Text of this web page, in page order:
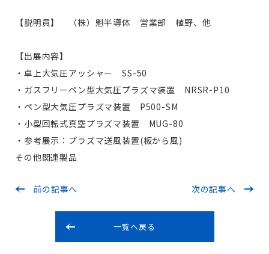
【説明員】 （株）魁半導体 営業部 植野、他
【出展内容】
・卓上大気圧アッシャー SS-50
・ガスフリーペン型大気圧プラズマ装置 NRSR-P10
・ペン型大気圧プラズマ装置 P500-SM
・小型回転式真空プラズマ装置 MUG-80
・参考展示：プラズマ送風装置(板から風)
その他関連製品
前の記事へ
一覧へ戻る
次の記事へ